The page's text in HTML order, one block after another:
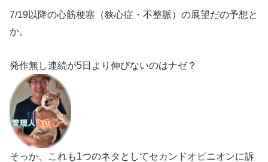
7/19以降の心筋梗塞（狭心症・不整脈）の展望だの予想と
か。
発作無し連続が5日より伸びないのはナゼ？
そっか、これも1つのネタとしてセカンドオピニオンに訴